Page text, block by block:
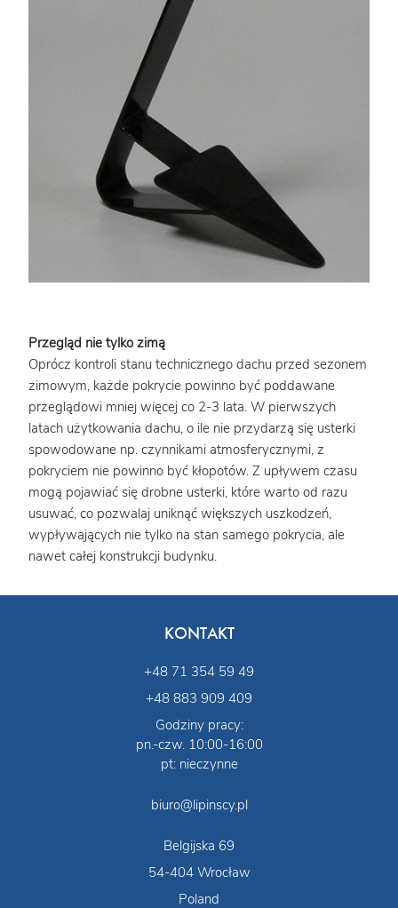
Przegląd nie tylko zimą
Oprócz kontroli stanu technicznego dachu przed sezonem
zimowym, każde pokrycie powinno być poddawane
przeglądowi mniej więcej co 2-3 lata. W pierwszych
latach użytkowania dachu, o ile nie przydarzą się usterki
spowodowane np. czynnikami atmosferycznymi, z
pokryciem nie powinno być kłopotów. Z upływem czasu
mogą pojawiać się drobne usterki, które warto od razu
usuwać, co pozwalaj uniknąć większych uszkodzeń,
wypływających nie tylko na stan samego pokrycia, ale
nawet całej konstrukcji budynku.
KONTAKT
+48 71 354 59 49
+48 883 909 409
Godziny pracy:
pn.-czw. 10:00-16:00
pt: nieczynne
biuro@lipinscy.pl
Belgijska 69
54-404 Wrocław
Poland